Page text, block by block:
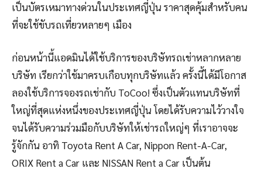
เป็นบัตรเหมาทางด่วนในประเทศญี่ปุ่น ราคาสุดคุ้มสำหรับคน
ที่จะใช้ขับรถเที่ยวหลายๆ เมือง
ก่อนหน้านี้แอดมินได้ใช้บริการของบริษัทรถเช่าหลากหลาย
บริษัท เรียกว่าใช้มาครบเกือบทุกบริษัทแล้ว ครั้งนี้ได้มีโอกาส
ลองใช้บริการจองรถเช่ากับ ToCoo! ซึ่งเป็นตัวแทนบริษัทที่
ใหญ่ที่สุดแห่งหนึ่งของประเทศญี่ปุ่น โดยได้รับความไว้วางใจ
จนได้รับความร่วมมือกับบริษัทให้เช่ารถใหญ่ๆ ที่เราอาจจะ
รู้จักกัน อาทิ Toyota Rent A Car, Nippon Rent-A-Car,
ORIX Rent a Car และ NISSAN Rent a Car เป็นต้น